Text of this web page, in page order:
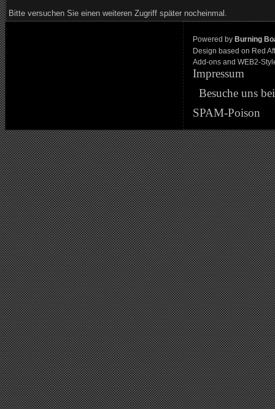
Bitte versuchen Sie einen weiteren Zugriff später nocheinmal.
Powered by Burning
Design based on Red
Add-ons and WEB2-
Impressum
Besuche uns
SPAM-Poison